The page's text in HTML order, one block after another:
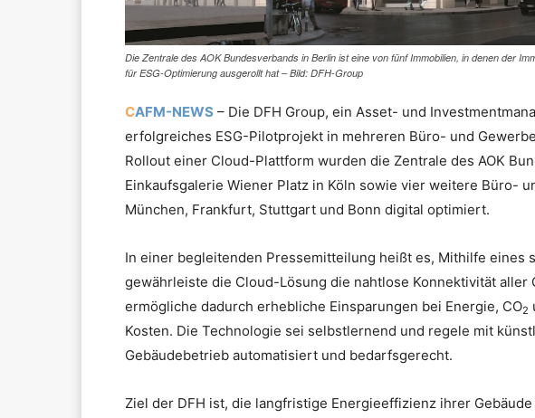
Die Zentrale des AOK Bundesverbands in Berlin ist eine von fünf Immobilien, in denen der
für ESG-Optimierung ausgerollt hat – Bild: DFH-Group
CAFM-NEWS – Die DFH Group, ein Asset- und
erfolgreiches ESG-Pilotprojekt in mehreren Büro- und
Rollout einer Cloud-Plattform wurden die Zentrale des AOK
Einkaufsgalerie Wiener Platz in Köln sowie vier weitere Büro-
München, Frankfurt, Stuttgart und Bonn digital optimiert.
In einer begleitenden Pressemitteilung heißt es, Mithilfe eines
gewährleiste die Cloud-Lösung die nahtlose Konnektivität aller
ermögliche dadurch erhebliche Einsparungen bei Energie, CO2
Kosten. Die Technologie sei selbstlernend und regele mit
Gebäudebetrieb automatisiert und bedarfsgerecht.
Ziel der DFH ist, die langfristige Energieeffizienz ihrer